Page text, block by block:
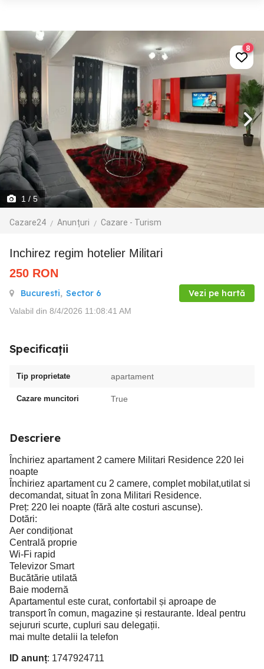
1 / 5
Cazare24 Anunțuri Cazare - Turism
8
Inchirez regim hotelier Militari
250 RON
Bucuresti, Sector 6 Vezi pe hartă
Valabil din 8/4/2026 11:08:41 AM
Specificații
Tip proprietate apartament
Cazare muncitori True
Descriere
Închiriez apartament 2 camere Militari Residence 220 lei
noapte
Închiriez apartament cu 2 camere, complet mobilat,utilat si
decomandat, situat în zona Militari Residence.
Preț: 220 lei noapte (fără alte costuri ascunse).
Dotări:
Aer condiționat
Centrală proprie
Wi-Fi rapid
Televizor Smart
Bucătărie utilată
Baie modernă
Apartamentul este curat, confortabil și aproape de
transport în comun, magazine și restaurante. Ideal pentru
sejururi scurte, cupluri sau delegații.
mai multe detalii la telefon
ID anunț: 1747924711